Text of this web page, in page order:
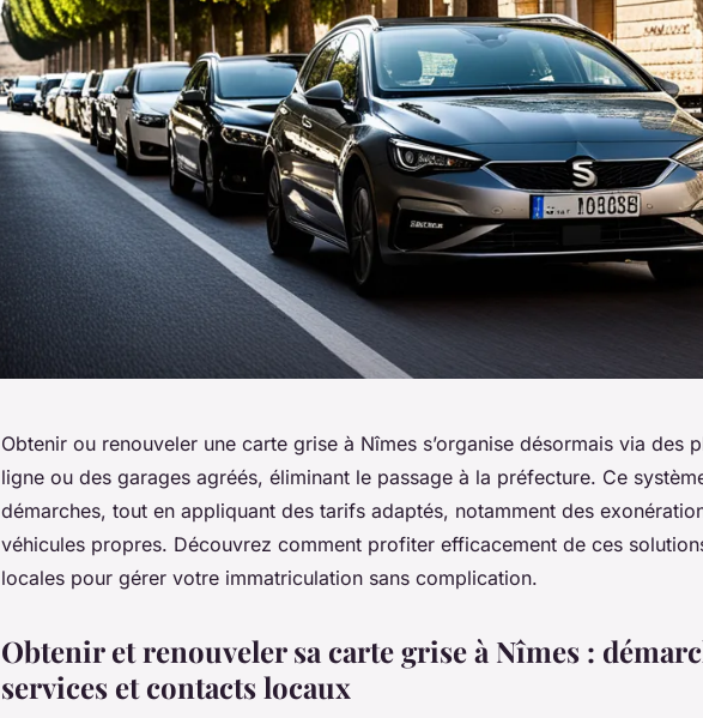
Obtenir ou renouveler une carte grise à Nîmes s’organise désormais via des
ligne ou des garages agréés, éliminant le passage à la préfecture. Ce
démarches, tout en appliquant des tarifs adaptés, notamment des
véhicules propres. Découvrez comment profiter efficacement de ces
locales pour gérer votre immatriculation sans complication.
Obtenir et renouveler sa carte grise à Nîmes :
services et contacts locaux